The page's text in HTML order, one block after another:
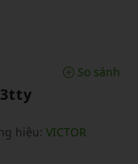
So sánh
hiệu: VICTOR